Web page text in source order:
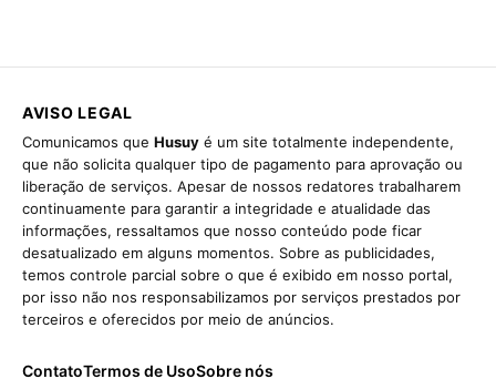
AVISO LEGAL
Comunicamos que Husuy é um site totalmente independente,
que não solicita qualquer tipo de pagamento para aprovação ou
liberação de serviços. Apesar de nossos redatores trabalharem
continuamente para garantir a integridade e atualidade das
informações, ressaltamos que nosso conteúdo pode ficar
desatualizado em alguns momentos. Sobre as publicidades,
temos controle parcial sobre o que é exibido em nosso portal,
por isso não nos responsabilizamos por serviços prestados por
terceiros e oferecidos por meio de anúncios.
ContatoTermos de UsoSobre nós